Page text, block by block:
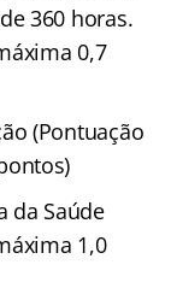
360 horas.
0,7
(Pontuação
da Saúde
1,0